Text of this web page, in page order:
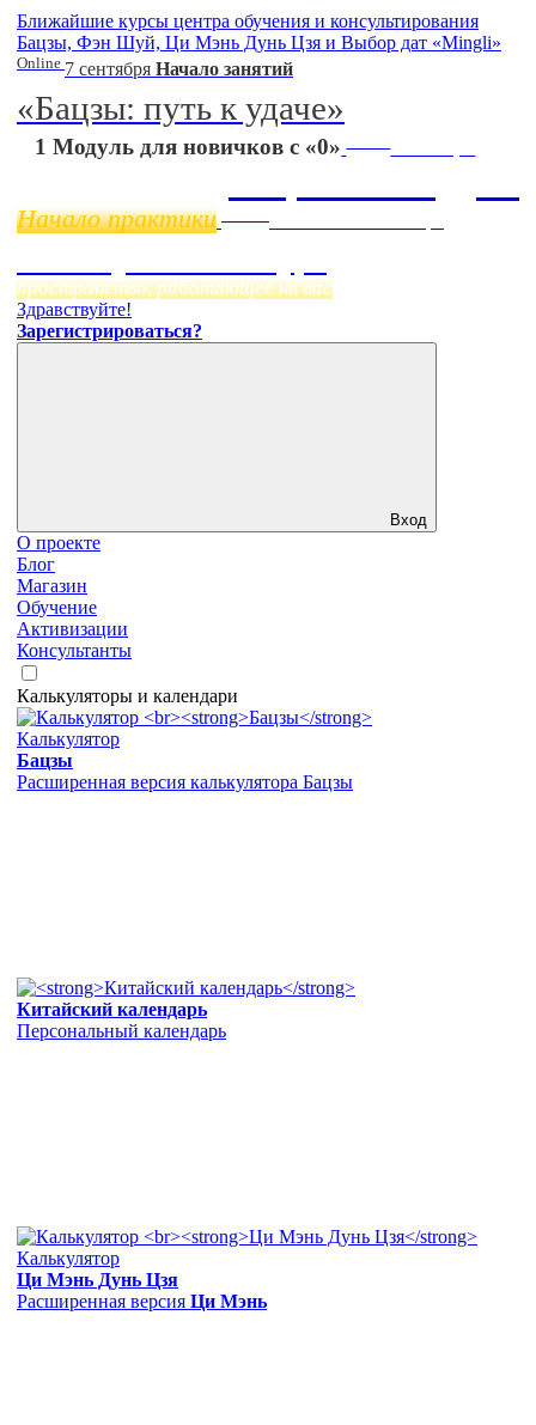
Ближайшие курсы центра обучения и консультирования
Бацзы, Фэн Шуй, Ци Мэнь Дунь Цзя и Выбор дат «Mingli»
Online 7 сентября Начало занятий
«Бацзы: путь к удаче»
1 Модуль для новичков с «0» 11 ноября
Начало практики
пространство, работающее на вас
Здравствуйте!
Зарегистрироваться?
Вход
О проекте
Блог
Магазин
Обучение
Активизации
Консультанты
Калькуляторы и календари
Калькулятор
Бацзы
Расширенная версия калькулятора Бацзы
Китайский календарь
Персональный календарь
Калькулятор
Ци Мэнь Дунь Цзя
Расширенная версия Ци Мэнь